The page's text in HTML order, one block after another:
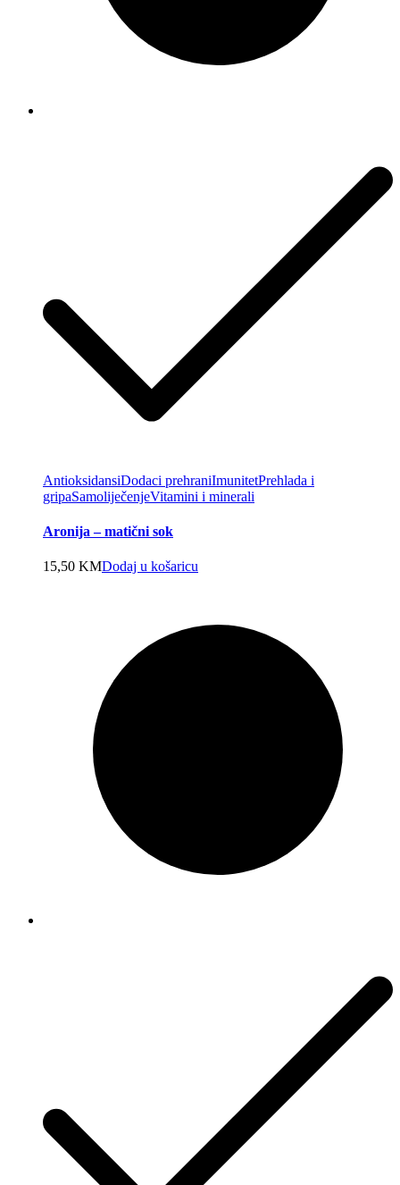
AntioksidansiDodaci prehraniImunitetPrehlada i
gripaSamoliječenjeVitamini i minerali
Aronija – matični sok
15,50 KMDodaj u košaricu